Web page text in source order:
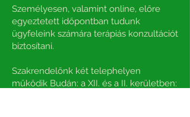
Személyesen, valamint online, előre
egyeztetett időpontban tudunk
ügyfeleink számára terápiás konzultációt
biztosítani.
Szakrendelőnk két telephelyen
működik Budán: a XII. és a II. kerületben: